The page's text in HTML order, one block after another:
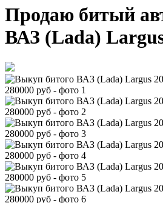
Продаю битый
ВАЗ (Lada) Largus